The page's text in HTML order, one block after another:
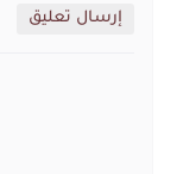
إرسال تعليق